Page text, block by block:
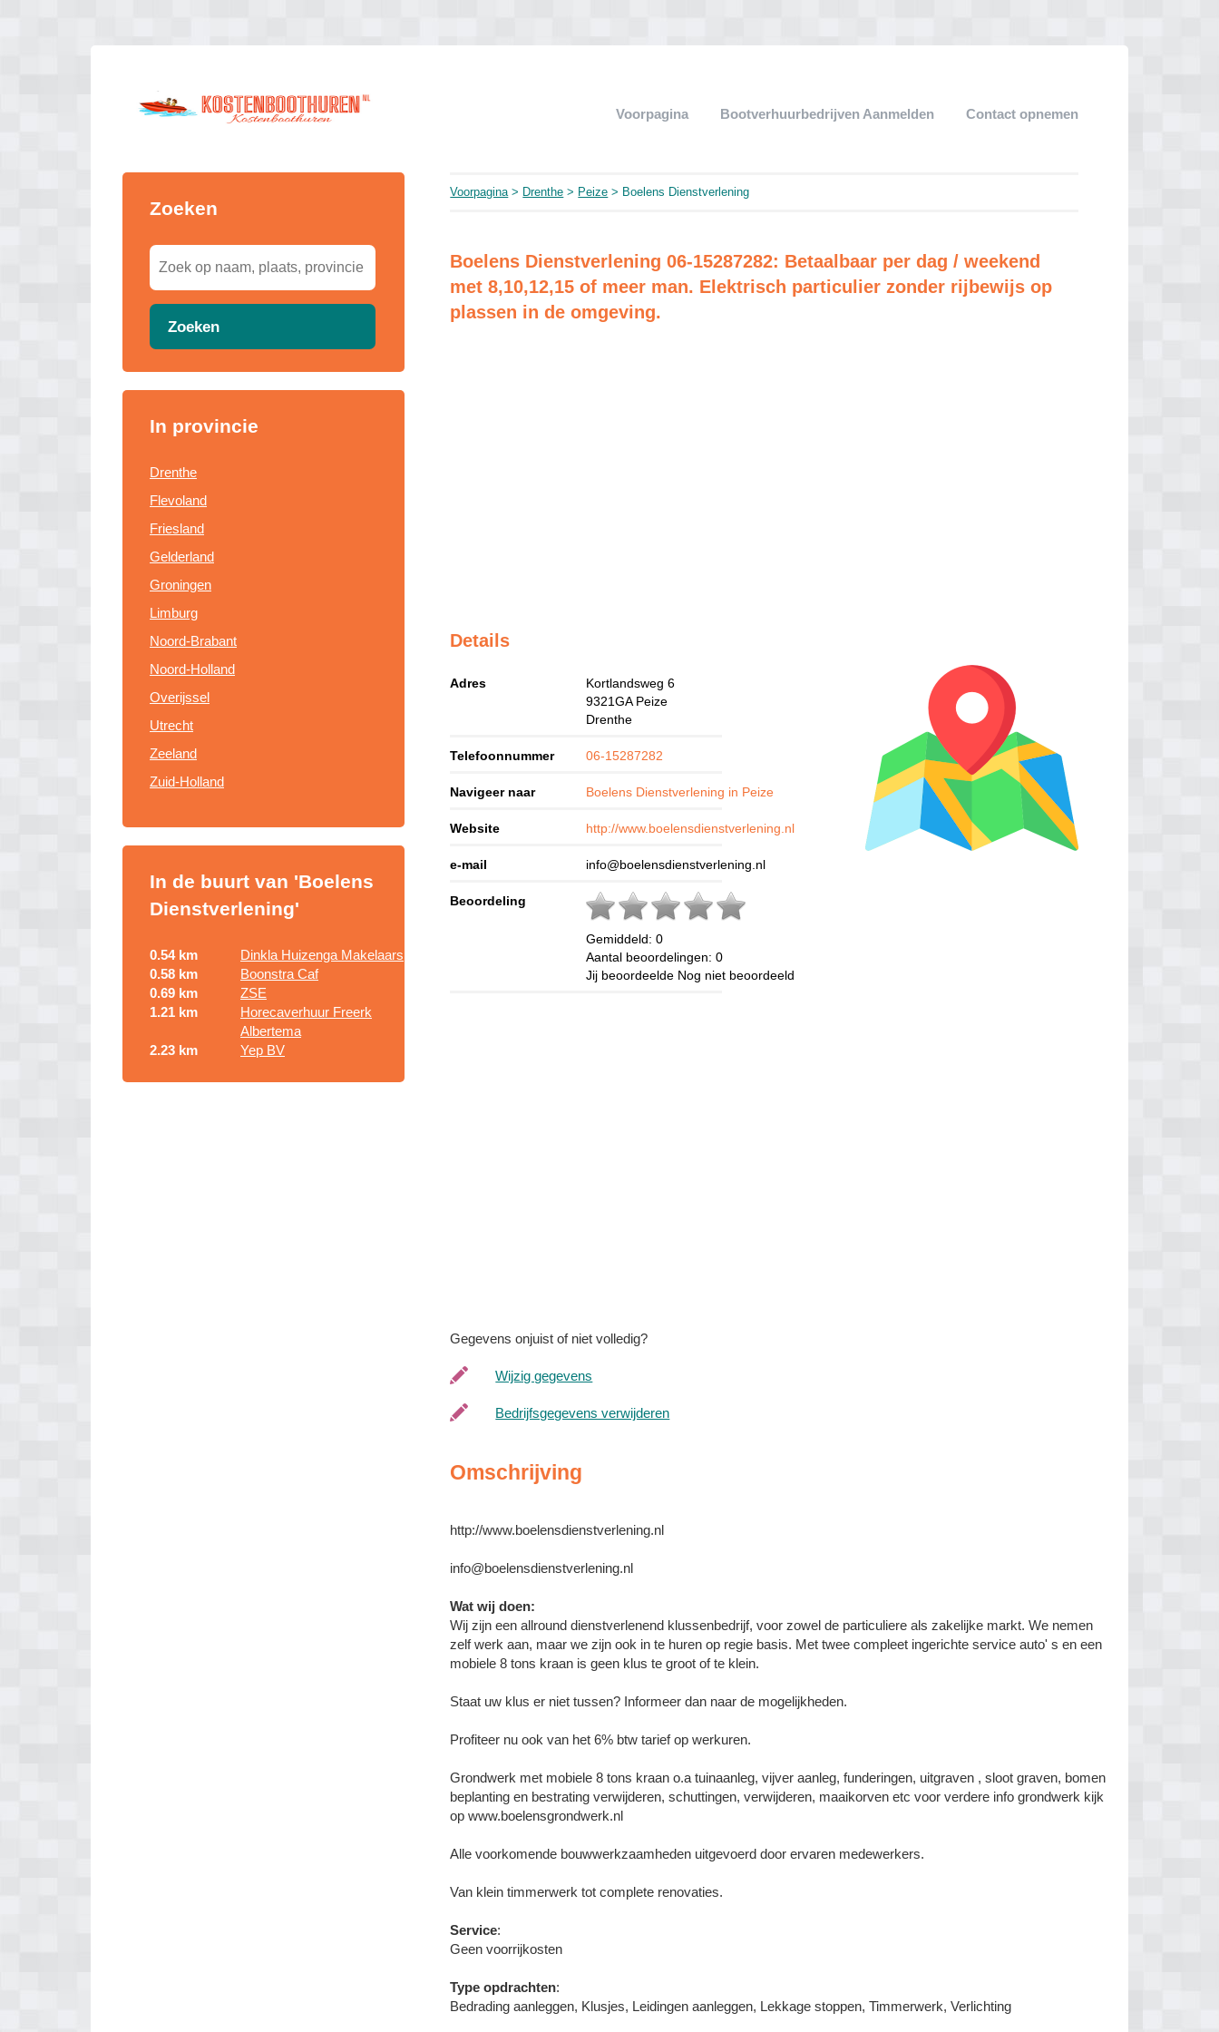
Voorpagina Bootverhuurbedrijven Aanmelden Contact opnemen
Zoeken
Zoeken
In provincie
Drenthe
Flevoland
Friesland
Gelderland
Groningen
Limburg
Noord-Brabant
Noord-Holland
Overijssel
Utrecht
Zeeland
Zuid-Holland
In de buurt van 'Boelens
Dienstverlening'
0.54 km
Dinkla Huizenga Makelaars
0.58 km
Boonstra Caf
0.69 km
ZSE
1.21 km
Horecaverhuur Freerk
Albertema
2.23 km
Yep BV
Voorpagina> Drenthe > Peize > Boelens Dienstverlening
Boelens Dienstverlening 06-15287282: Betaalbaar per dag / weekend
met 8,10,12,15 of meer man. Elektrisch particulier zonder rijbewijs op
plassen in de omgeving.
Details
Adres
Kortlandsweg 6
9321GA Peize
Drenthe
Telefoonnummer 06-15287282
Navigeer naar Boelens Dienstverlening in Peize
Website http://www.boelensdienstverlening.nl
e-mail info@boelensdienstverlening.nl
Beoordeling
Gemiddeld:0
Aantal beoordelingen:0
Jij beoordeelde Nog niet beoordeeld
Gegevens onjuist of niet volledig?
Wijzig gegevens
Bedrijfsgegevens verwijderen
Omschrijving
http://www.boelensdienstverlening.nl
info@boelensdienstverlening.nl
Wat wij doen:
Wij zijn een allround dienstverlenend klussenbedrijf, voor zowel de particuliere als zakelijke markt. We nemen
zelf werk aan, maar we zijn ook in te huren op regie basis. Met twee compleet ingerichte service auto' s en een
mobiele 8 tons kraan is geen klus te groot of te klein.
Staat uw klus er niet tussen? Informeer dan naar de mogelijkheden.
Profiteer nu ook van het 6% btw tarief op werkuren.
Grondwerk met mobiele 8 tons kraan o.a tuinaanleg, vijver aanleg, funderingen, uitgraven , sloot graven, bomen
beplanting en bestrating verwijderen, schuttingen, verwijderen, maaikorven etc voor verdere info grondwerk kijk
op www.boelensgrondwerk.nl
Alle voorkomende bouwwerkzaamheden uitgevoerd door ervaren medewerkers.
Van klein timmerwerk tot complete renovaties.
Service:
Geen voorrijkosten
Type opdrachten:
Bedrading aanleggen, Klusjes, Leidingen aanleggen, Lekkage stoppen, Timmerwerk, Verlichting